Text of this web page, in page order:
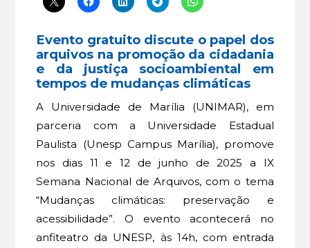
Evento gratuito discute o papel dos
arquivos na promoção da cidadania
e da justiça socioambiental em
tempos de mudanças climáticas
A Universidade de Marília (UNIMAR), em
parceria com a Universidade Estadual
Paulista (Unesp Campus Marília), promove
nos dias 11 e 12 de junho de 2025 a IX
Semana Nacional de Arquivos, com o tema
“Mudanças climáticas: preservação e
acessibilidade”. O evento acontecerá no
anfiteatro da UNESP, às 14h, com entrada